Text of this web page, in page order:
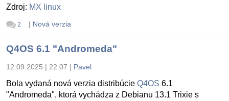
Zdroj: MX linux
2 | Nová verzia
Q4OS 6.1 "Andromeda"
12.09.2025 | 22:07 | Pavel
Bola vydaná nová verzia distribúcie Q4OS 6.1
"Andromeda", ktorá vychádza z Debianu 13.1 Trixie s